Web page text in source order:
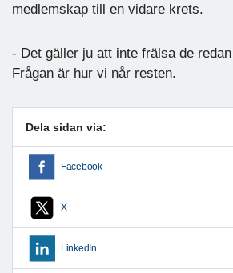
medlemskap till en vidare krets.
- Det gäller ju att inte frälsa de
Frågan är hur vi når resten.
Dela sidan via:
Facebook
X
LinkedIn